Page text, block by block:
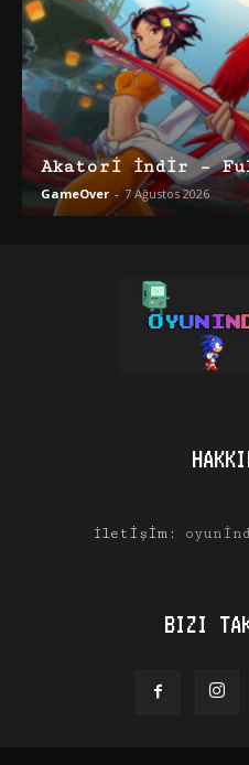
Akatori İndir –
GameOver - 7 Ağustos 2026
İletişim:
BIZI